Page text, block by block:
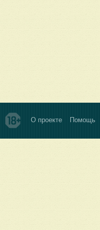
О проекте Помощь